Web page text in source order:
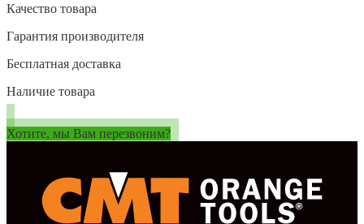
Качество товара
Гарантия производителя
Бесплатная доставка
Наличие товара
Хотите, мы Вам перезвоним?